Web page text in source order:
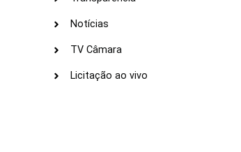
Notícias
TV Câmara
Licitação ao vivo